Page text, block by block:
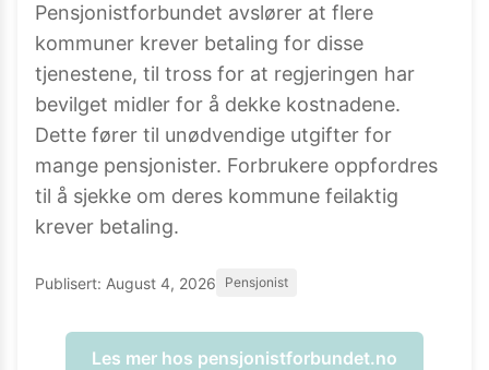
Pensjonistforbundet avslører at flere
kommuner krever betaling for disse
tjenestene, til tross for at regjeringen har
bevilget midler for å dekke kostnadene.
Dette fører til unødvendige utgifter for
mange pensjonister. Forbrukere oppfordres
til å sjekke om deres kommune feilaktig
krever betaling.
Publisert: August 4, 2026 Pensjonist
Les mer hos pensjonistforbundet.no